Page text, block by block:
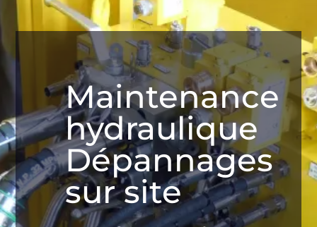
Maintenance
hydraulique
Dépannages
sur site